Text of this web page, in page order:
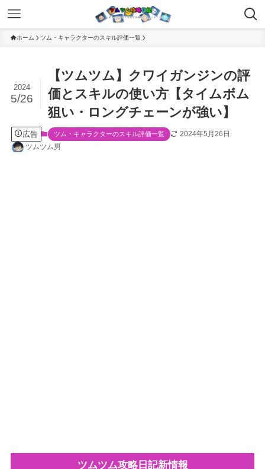
ホーム ツム・キャラクターのスキル評価一覧
【ツムツム】クワイガンジンの評
価とスキルの使い方【タイムボム
狙い・ロングチェーンが強い】
2024
5/26
広告 ツム・キャラクターのスキル評価一覧
2024年5月26日
ツムツム男
ツムツム攻略日記新情報